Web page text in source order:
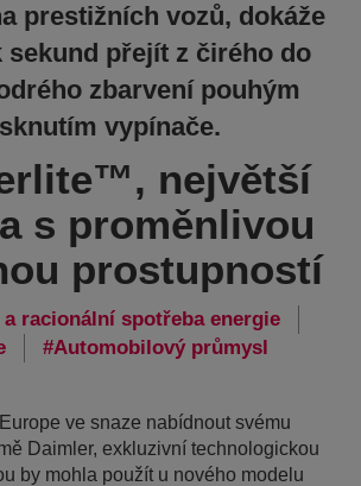
prestižních vozů, dokáže
sekund přejít z čirého do
zbarvení pouhým
vypínače.
největší
s proměnlivou
prostupností
racionální spotřeba energie
Automobilový průmysl
ve snaze nabídnout svému
Daimler, exkluzivní technologickou
by mohla použít u nového modelu